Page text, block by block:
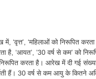
‘वृत्त’, ‘महिलाओं को निरूपित करता
है, ‘आयत’, ’30 वर्ष से कम’ को
निरूपित करता है। आरेख में दी गई
हैं। 30 वर्ष से कम आयु के कितने